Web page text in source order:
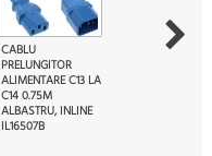
CABLU
PRELUNGITOR
ALIMENTARE C13 LA
C14 0.75M
ALBASTRU, INLINE
IL16507B